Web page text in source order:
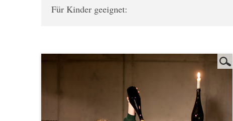
Für Kinder geeignet: